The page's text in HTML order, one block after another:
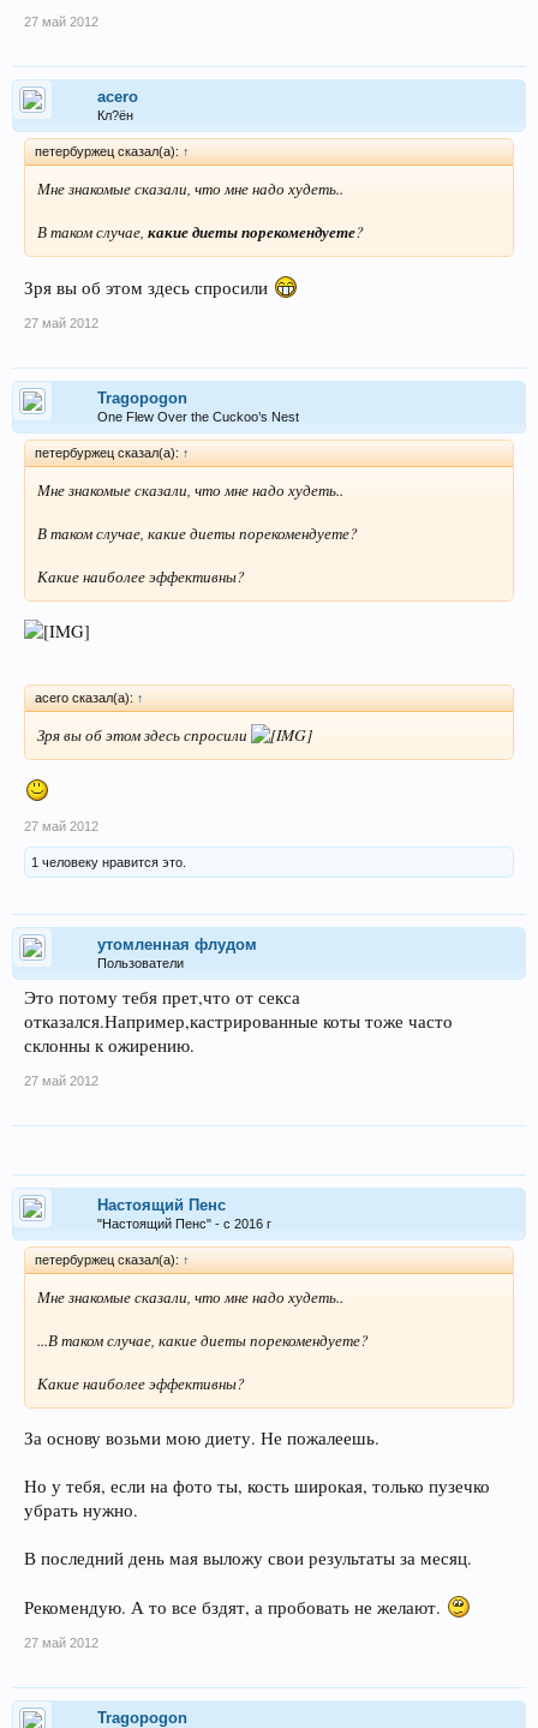
27 май 2012
acero
Кл?ён
петербуржец сказал(а): ↑
Мне знакомые сказали, что мне надо худеть..
В таком случае, какие диеты порекомендуете?
Зря вы об этом здесь спросили
27 май 2012
Tragopogon
One Flew Over the Cuckoo’s Nest
петербуржец сказал(а): ↑
Мне знакомые сказали, что мне надо худеть..
В таком случае, какие диеты порекомендуете?
Какие наиболее эффективны?
acero сказал(а): ↑
Зря вы об этом здесь спросили
27 май 2012
1 человеку нравится это.
утомленная флудом
Пользователи
Это потому тебя прет,что от секса
отказался.Например,кастрированные коты тоже часто
склонны к ожирению.
27 май 2012
Настоящий Пенс
"Настоящий Пенс" - с 2016 г
петербуржец сказал(а): ↑
Мне знакомые сказали, что мне надо худеть..
...В таком случае, какие диеты порекомендуете?
Какие наиболее эффективны?
За основу возьми мою диету. Не пожалеешь.
Но у тебя, если на фото ты, кость широкая, только пузечко
убрать нужно.
В последний день мая выложу свои результаты за месяц.
Рекомендую. А то все бздят, а пробовать не желают.
27 май 2012
Tragopogon